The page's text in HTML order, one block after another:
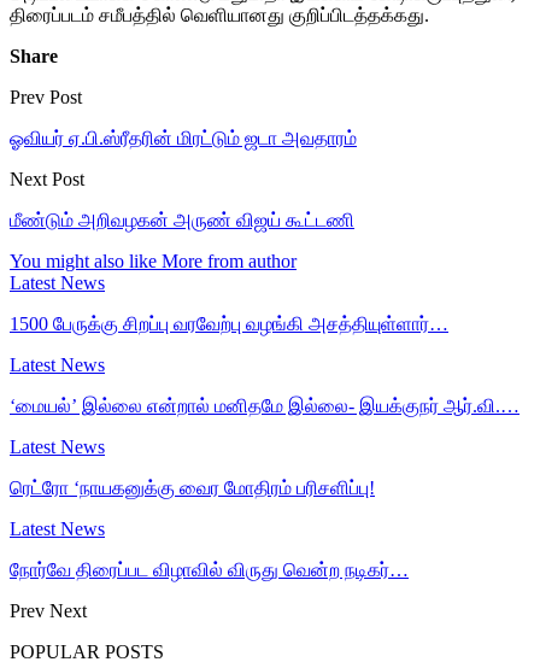
திரைப்படம் சமீபத்தில் வெளியானது குறிப்பிடத்தக்கது.
Share
Prev Post
ஓவியர் ஏ.பி.ஸ்ரீதரின் மிரட்டும் ஜடா அவதாரம்
Next Post
மீண்டும் அறிவழகன் அருண் விஜய் கூட்டணி
You might also like More from author
Latest News
1500 பேருக்கு சிறப்பு வரவேற்பு வழங்கி அசத்தியுள்ளார்…
Latest News
‘மையல்’ இல்லை என்றால் மனிதமே இல்லை- இயக்குநர் ஆர்.வி.…
Latest News
ரெட்ரோ ‘நாயகனுக்கு வைர மோதிரம் பரிசளிப்பு!
Latest News
நோர்வே திரைப்பட விழாவில் விருது வென்ற நடிகர்…
Prev Next
POPULAR POSTS